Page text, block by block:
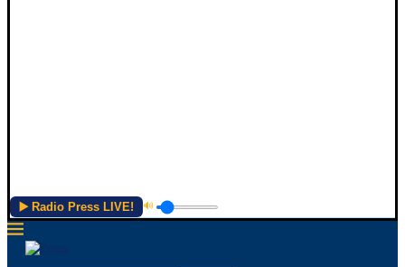
▶️ Radio Press LIVE! 🔊